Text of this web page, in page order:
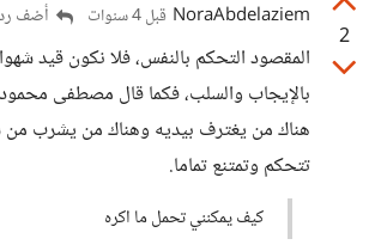
2
NoraAbdelaziem قبل 4 سنوات أضف
المقصود التحكم بالنفس، فلا نكون قيد
بالإيجاب والسلب، فكما قال مصطفى محمود
هناك من يغترف بيديه وهناك من يشرب من
تتحكم وتمتنع تماما.
كيف يمكنني تحمل ما اكره